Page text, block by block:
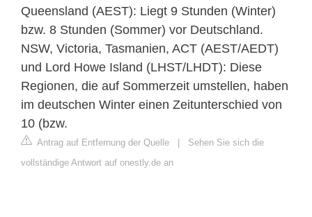
Queensland (AEST): Liegt 9 Stunden (Winter)
bzw. 8 Stunden (Sommer) vor Deutschland.
NSW, Victoria, Tasmanien, ACT (AEST/AEDT)
und Lord Howe Island (LHST/LHDT): Diese
Regionen, die auf Sommerzeit umstellen, haben
im deutschen Winter einen Zeitunterschied von
10 (bzw.
Antrag auf Entfernung der Quelle
Sehen Sie sich die
vollständige Antwort auf onestly.de an